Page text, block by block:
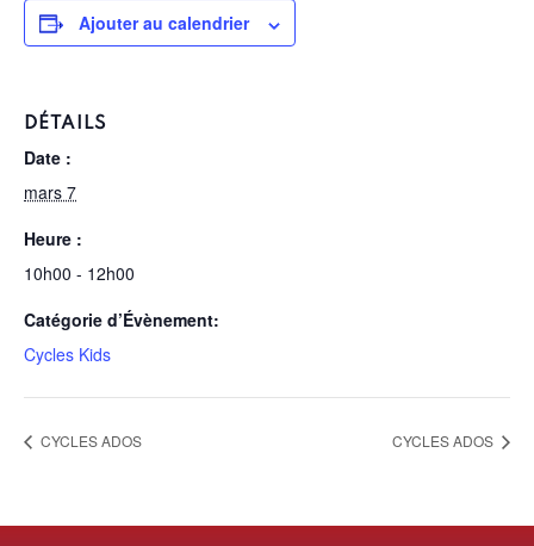
Ajouter au calendrier
DÉTAILS
Date :
mars 7
Heure :
10h00 - 12h00
Catégorie d’Évènement:
Cycles Kids
CYCLES ADOS CYCLES ADOS